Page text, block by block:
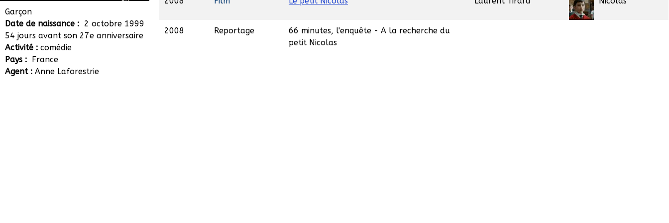
Maxime Godart
Garçon
Date de naissance : 2 octobre 1999
54 jours avant son 27e anniversaire
Activité : comédie
Pays : France
Agent : Anne Laforestrie
2008 Reportage
66 minutes, l'enquête - A la recherche du
petit Nicolas